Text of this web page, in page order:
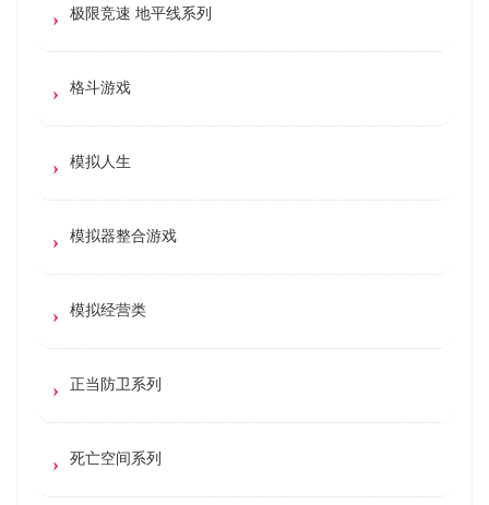
极限竞速 地平线系列
格斗游戏
模拟人生
模拟器整合游戏
模拟经营类
正当防卫系列
死亡空间系列